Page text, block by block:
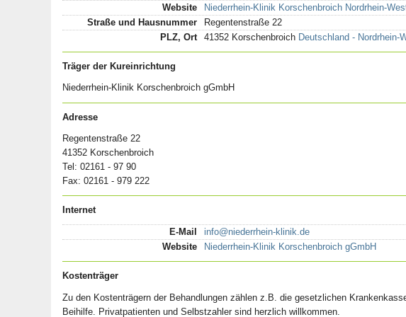
Website
Niederrhein-Klinik Korschenbroich Nordrhein-
Straße und Hausnummer
Regentenstraße 22
PLZ, Ort
41352 Korschenbroich Deutschland - Nordrhein-
Träger der Kureinrichtung
Niederrhein-Klinik Korschenbroich gGmbH
Adresse
Regentenstraße 22
41352 Korschenbroich
Tel: 02161 - 97 90
Fax: 02161 - 979 222
Internet
E-Mail
info@niederrhein-klinik.de
Website
Niederrhein-Klinik Korschenbroich gGmbH
Kostenträger
Zu den Kostenträgern der Behandlungen zählen z.B. die gesetzlichen
Beihilfe. Privatpatienten und Selbstzahler sind herzlich willkommen.